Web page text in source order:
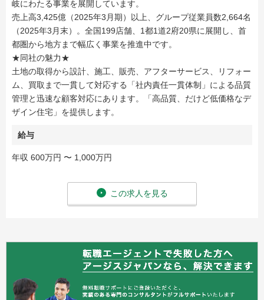
岐にわたる事業を展開しています。
売上高3,425億（2025年3月期）以上、グループ従業員数2,664名
（2025年3月末）。全国199店舗、1都1道2府20県に展開し、首
都圏から地方まで幅広く事業を推進中です。
★同社の魅力★
土地の取得から設計、施工、販売、アフターサービス、リフォー
ム、買取まで一貫して対応する「社内責任一貫体制」による品質
管理と迅速な顧客対応にあります。「高品質、だけど低価格なデ
ザイン住宅」を提供します。
給与
年収 600万円 〜 1,000万円
この求人を見る